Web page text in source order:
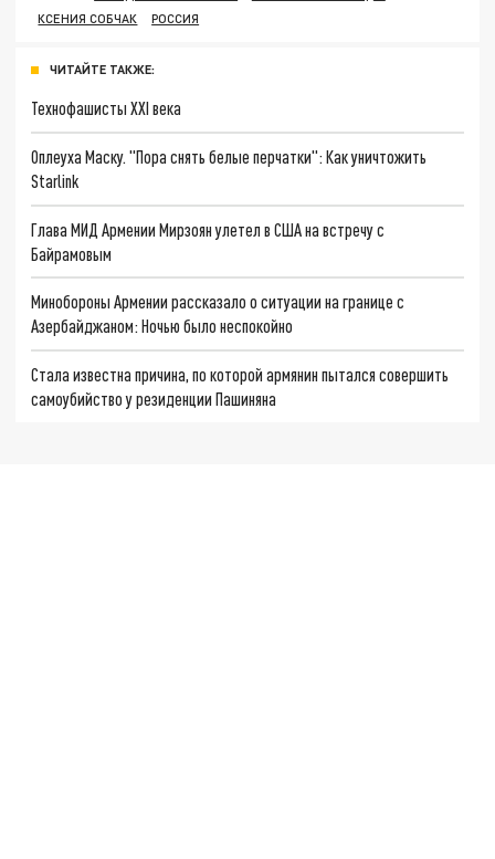
КСЕНИЯ СОБЧАК
РОССИЯ
ЧИТАЙТЕ ТАКЖЕ:
Технофашисты XXI века
Оплеуха Маску. "Пора снять белые перчатки": Как уничтожить
Starlink
Глава МИД Армении Мирзоян улетел в США на встречу с
Байрамовым
Минобороны Армении рассказало о ситуации на границе с
Азербайджаном: Ночью было неспокойно
Стала известна причина, по которой армянин пытался совершить
самоубийство у резиденции Пашиняна